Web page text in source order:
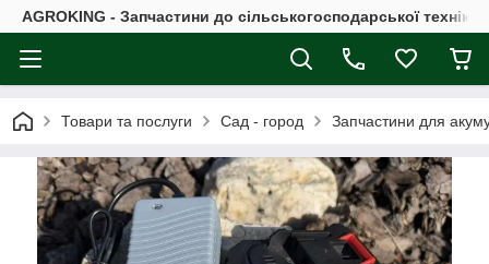
AGROKING - Запчастини до сільськогосподарської
Товари та послуги Сад - город Запчастини для